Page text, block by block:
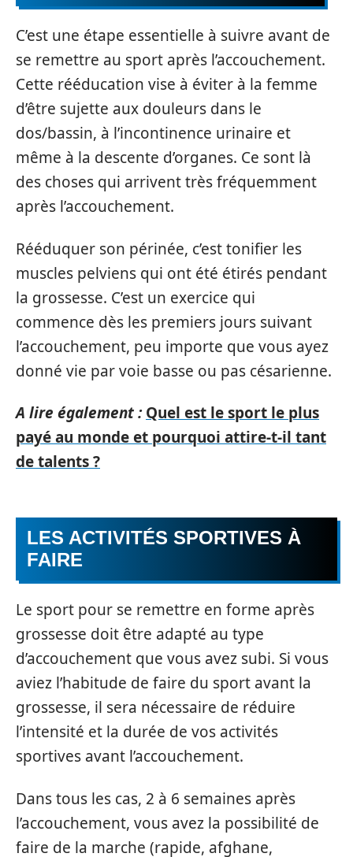
C’est une étape essentielle à suivre avant de
se remettre au sport après l’accouchement.
Cette rééducation vise à éviter à la femme
d’être sujette aux douleurs dans le
dos/bassin, à l’incontinence urinaire et
même à la descente d’organes. Ce sont là
des choses qui arrivent très fréquemment
après l’accouchement.
Rééduquer son périnée, c’est tonifier les
muscles pelviens qui ont été étirés pendant
la grossesse. C’est un exercice qui
commence dès les premiers jours suivant
l’accouchement, peu importe que vous ayez
donné vie par voie basse ou pas césarienne.
A lire également : Quel est le sport le plus
payé au monde et pourquoi attire-t-il tant
de talents ?
LES ACTIVITÉS SPORTIVES À
FAIRE
Le sport pour se remettre en forme après
grossesse doit être adapté au type
d’accouchement que vous avez subi. Si vous
aviez l’habitude de faire du sport avant la
grossesse, il sera nécessaire de réduire
l’intensité et la durée de vos activités
sportives avant l’accouchement.
Dans tous les cas, 2 à 6 semaines après
l’accouchement, vous avez la possibilité de
faire de la marche (rapide, afghane,